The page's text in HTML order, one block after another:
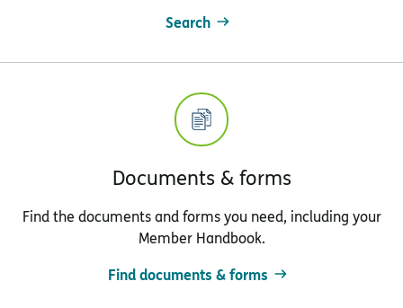
Search
Documents & forms
Find the documents and forms you need, including your
Member Handbook.
Find documents & forms